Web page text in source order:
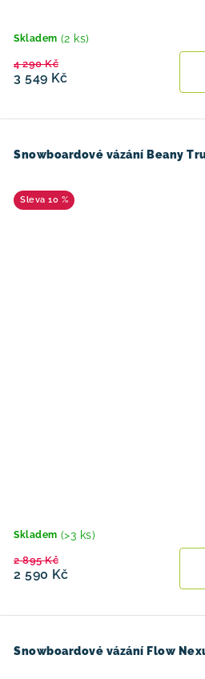
Skladem (2 ks)
3 549 Kč
4 290 Kč
Snowboardové vázání Beany
10 %
Skladem (>3 ks)
2 590 Kč
2 895 Kč
Snowboardové vázání Flow